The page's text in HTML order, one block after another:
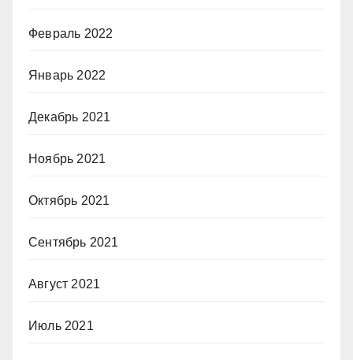
Февраль 2022
Январь 2022
Декабрь 2021
Ноябрь 2021
Октябрь 2021
Сентябрь 2021
Август 2021
Июль 2021